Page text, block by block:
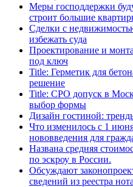
Меры господдержки
строит большие
Сделки с
избежать суда
Проектирование и
под ключ
Title: Герметик для
решение
Title: СРО допуск в
выбор формы
Дизайн гостиной:
Что изменилось с 1
нововведения для
Названа средняя
по эскроу в России.
Обсуждают
сведений из реестра